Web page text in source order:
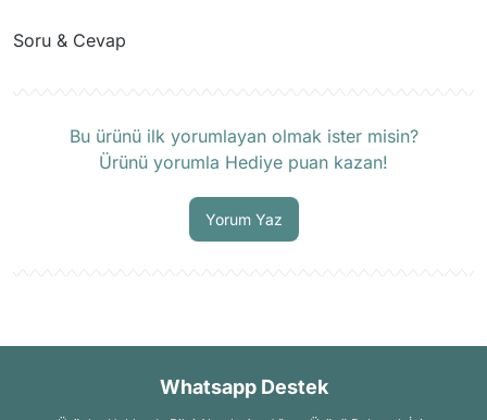
Soru & Cevap
Bu ürünü ilk yorumlayan olmak ister misin?
Ürünü yorumla Hediye puan kazan!
Yorum Yaz
Whatsapp Destek